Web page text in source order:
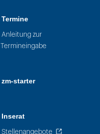
Termine
Anleitung zur
Termineingabe
zm-starter
Inserat
Stellenangebote